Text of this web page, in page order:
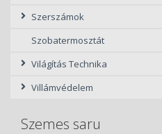
Szerszámok
Szobatermosztát
Világítás Technika
Villámvédelem
Szemes saru